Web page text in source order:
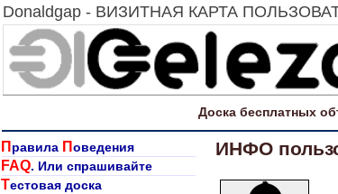
Donaldgap - ВИЗИТНАЯ КАРТА
Доска бесплатных
П равила Поведения
FAQ. Или спрашивайте
Тестовая доска
ИНФО